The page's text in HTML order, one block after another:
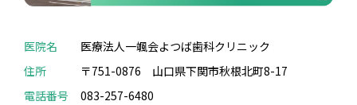
医院名
医療法人一颯会よつば歯科クリニック
住所
〒751-0876 山口県下関市秋根北町8-17
電話番号
083-257-6480